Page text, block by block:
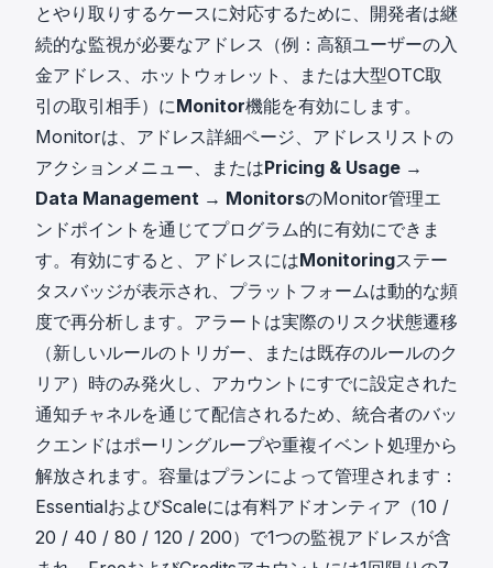
とやり取りするケースに対応するために、開発者は継
続的な監視が必要なアドレス（例：高額ユーザーの入
金アドレス、ホットウォレット、または大型OTC取
引の取引相手）にMonitor機能を有効にします。
Monitorは、アドレス詳細ページ、アドレスリストの
アクションメニュー、またはPricing & Usage →
Data Management → MonitorsのMonitor管理エ
ンドポイントを通じてプログラム的に有効にできま
す。有効にすると、アドレスにはMonitoringステー
タスバッジが表示され、プラットフォームは動的な頻
度で再分析します。アラートは実際のリスク状態遷移
（新しいルールのトリガー、または既存のルールのク
リア）時のみ発火し、アカウントにすでに設定された
通知チャネルを通じて配信されるため、統合者のバッ
クエンドはポーリングループや重複イベント処理から
解放されます。容量はプランによって管理されます：
EssentialおよびScaleには有料アドオンティア（10 /
20 / 40 / 80 / 120 / 200）で1つの監視アドレスが含